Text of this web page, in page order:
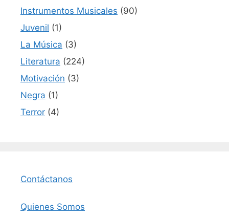
Instrumentos Musicales (90)
Juvenil (1)
La Música (3)
Literatura (224)
Motivación (3)
Negra (1)
Terror (4)
Contáctanos
Quienes Somos